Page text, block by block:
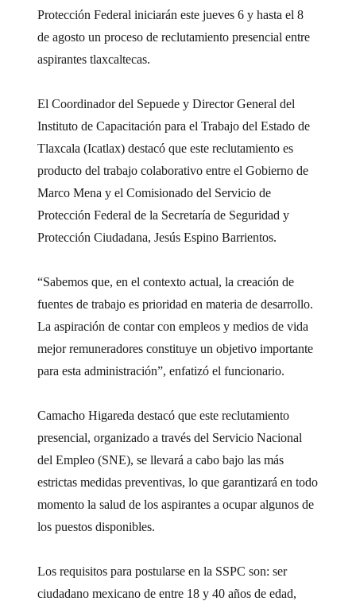
Protección Federal iniciarán este jueves 6 y hasta el 8
de agosto un proceso de reclutamiento presencial entre
aspirantes tlaxcaltecas.
El Coordinador del Sepuede y Director General del
Instituto de Capacitación para el Trabajo del Estado de
Tlaxcala (Icatlax) destacó que este reclutamiento es
producto del trabajo colaborativo entre el Gobierno de
Marco Mena y el Comisionado del Servicio de
Protección Federal de la Secretaría de Seguridad y
Protección Ciudadana, Jesús Espino Barrientos.
“Sabemos que, en el contexto actual, la creación de
fuentes de trabajo es prioridad en materia de desarrollo.
La aspiración de contar con empleos y medios de vida
mejor remuneradores constituye un objetivo importante
para esta administración”, enfatizó el funcionario.
Camacho Higareda destacó que este reclutamiento
presencial, organizado a través del Servicio Nacional
del Empleo (SNE), se llevará a cabo bajo las más
estrictas medidas preventivas, lo que garantizará en todo
momento la salud de los aspirantes a ocupar algunos de
los puestos disponibles.
Los requisitos para postularse en la SSPC son: ser
ciudadano mexicano de entre 18 y 40 años de edad,